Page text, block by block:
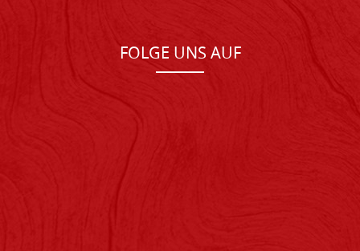
FOLGE UNS AUF